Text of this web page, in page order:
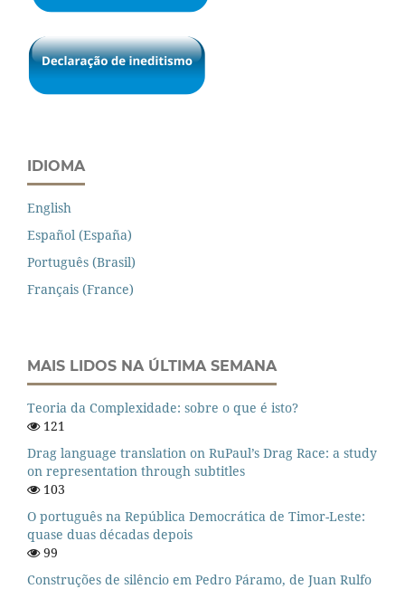
IDIOMA
English
Español (España)
Português (Brasil)
Français (France)
MAIS LIDOS NA ÚLTIMA SEMANA
Teoria da Complexidade: sobre o que é isto?
121
Drag language translation on RuPaul’s Drag Race: a study
on representation through subtitles
103
O português na República Democrática de Timor-Leste:
quase duas décadas depois
99
Construções de silêncio em Pedro Páramo, de Juan Rulfo